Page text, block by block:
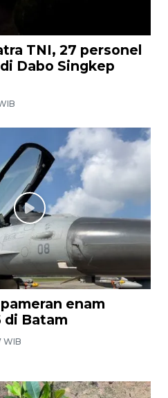
TNI, 27 personel
Dabo Singkep
enam
di Batam
WIB